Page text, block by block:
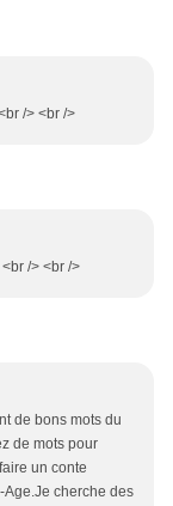
/> <br />
/> <br />
de bons mots du
de mots pour
un conte
cherche des